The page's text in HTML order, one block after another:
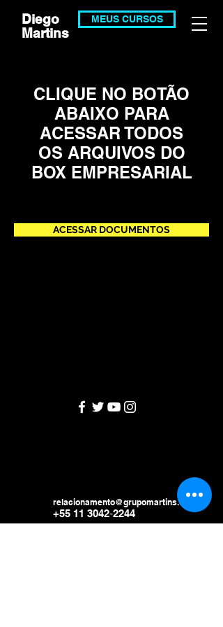
Diego
Martins
MEUS CURSOS
CLIQUE NO BOTÃO
ABAIXO PARA
ACESSAR TODOS
OS ARQUIVOS DO
BOX EMPRESARIAL
ACESSAR DOCUMENTOS
relacionamento@grupomartins.org
+55 11 3042‑2244